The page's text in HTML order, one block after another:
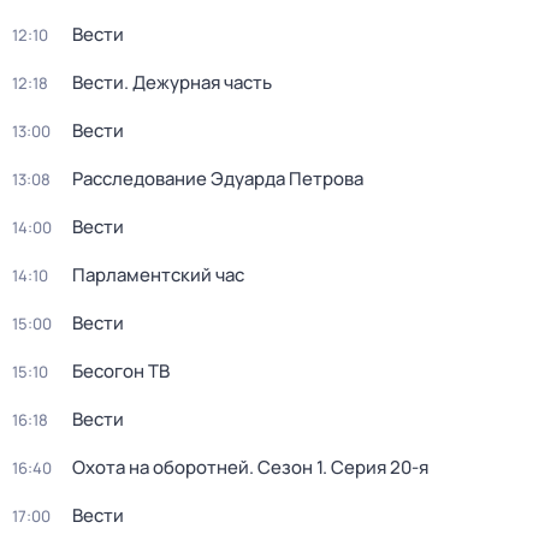
12:10 Вести
12:18 Вести. Дежурная часть
13:00 Вести
13:08 Расследование Эдуарда Петрова
14:00 Вести
14:10 Парламентский час
15:00 Вести
15:10 Бесогон ТВ
16:18 Вести
16:40 Охота на оборотней. Сезон 1. Серия 20-я
17:00 Вести